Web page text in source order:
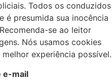
Todos os conduzidos
é presumida sua inocência
se ao leitor
Nós usamos cookies
experiência possível.
e-mail